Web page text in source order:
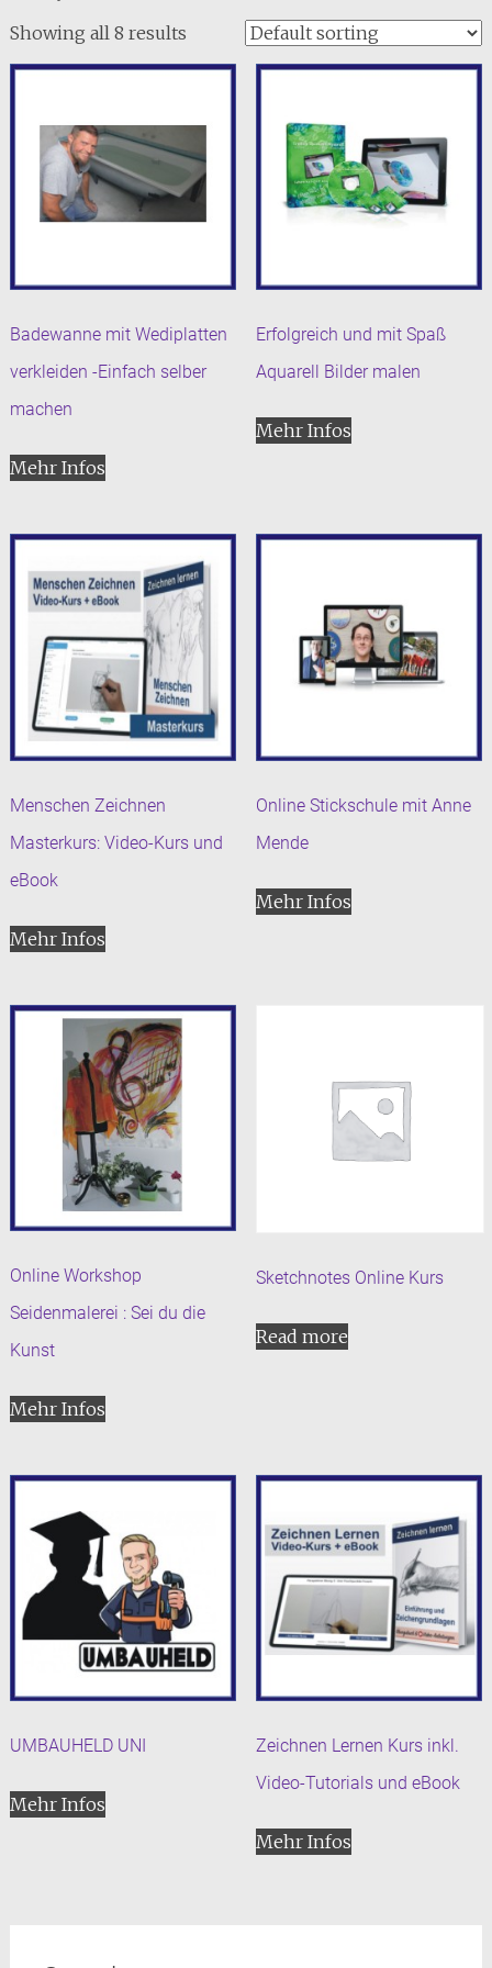
Showing all 8 results
Badewanne mit Wediplatten
verkleiden -Einfach selber
machen
Mehr Infos
Erfolgreich und mit Spaß
Aquarell Bilder malen
Mehr Infos
Menschen Zeichnen
Masterkurs: Video-Kurs und
eBook
Mehr Infos
Online Stickschule mit Anne
Mende
Mehr Infos
Online Workshop
Seidenmalerei : Sei du die
Kunst
Mehr Infos
Sketchnotes Online Kurs
Read more
UMBAUHELD UNI
Mehr Infos
Zeichnen Lernen Kurs inkl.
Video-Tutorials und eBook
Mehr Infos